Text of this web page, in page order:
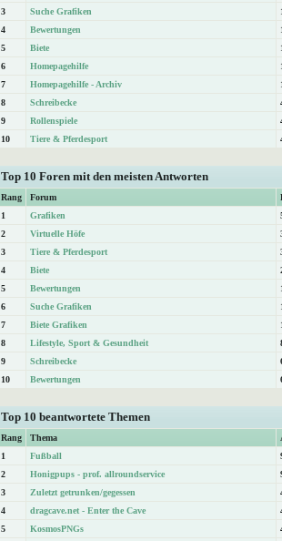
3
Suche Grafiken
4
Bewertungen
5
Biete
6
Homepagehilfe
7
Homepagehilfe - Archiv
8
Schreibecke
9
Rollenspiele
10
Tiere & Pferdesport
Top 10 Foren mit den meisten Antworten
Rang Forum
1
Grafiken
2
Virtuelle Höfe
3
Tiere & Pferdesport
4
Biete
5
Bewertungen
6
Suche Grafiken
7
Biete Grafiken
8
Lifestyle, Sport & Gesundheit
9
Schreibecke
10
Bewertungen
Top 10 beantwortete Themen
Rang Thema
1
Fußball
2
Honigpups - prof. allroundservice
3
Zuletzt getrunken/gegessen
4
dragcave.net - Enter the Cave
5
KosmosPNGs